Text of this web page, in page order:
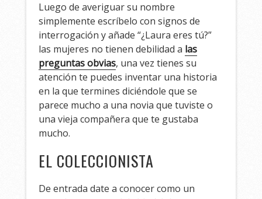
Luego de averiguar su nombre
simplemente escríbelo con signos de
interrogación y añade “¿Laura eres tú?”
las mujeres no tienen debilidad a las
preguntas obvias, una vez tienes su
atención te puedes inventar una historia
en la que termines diciéndole que se
parece mucho a una novia que tuviste o
una vieja compañera que te gustaba
mucho.
EL COLECCIONISTA
De entrada date a conocer como un